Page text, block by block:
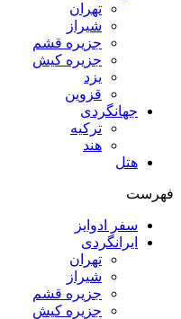
تهران
شیراز
جزیره قشم
جزیره کیش
یزد
قزوین
جهانگردی
ترکیه
هند
هتل
فهرست
سفر ادوایز
ایرانگردی
تهران
شیراز
جزیره قشم
جزیره کیش